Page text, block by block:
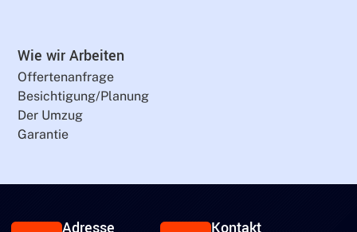
Wie wir Arbeiten
Offertenanfrage
Besichtigung/Planung
Der Umzug
Garantie